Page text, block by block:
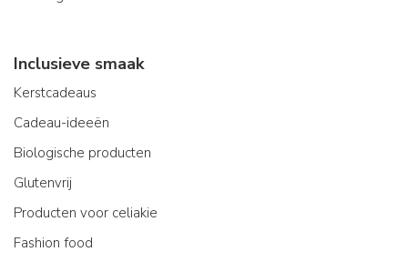
Inclusieve smaak
Kerstcadeaus
Cadeau-ideeën
Biologische producten
Glutenvrij
Producten voor celiakie
Fashion food